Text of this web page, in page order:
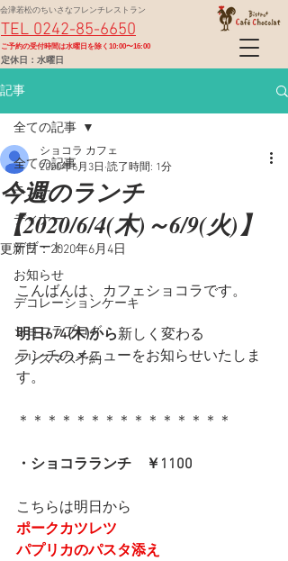
定休日：水曜日
TEL 0242-85-6650
会津若松のちいさなフレンチレストラン
​ご予約の受付時間は水曜日を除く10:00〜16:00
記事
全ての記事
ランチ
ディナー
デザート
お知らせ
デコレーションケーキ
ショコラブログ
クリスマス予約
全ての記事
今週のランチ
【2020/6/4(木)～6/9(火)】
ショコラ カフェ
2020年6月3日 読了時間: 1分
更新日：2020年6月4日
こんばんは、カフェショコラです。
明日6/4(木)から新しく変わる
ランチのメニューをお知らせいたしま
す。
＊＊＊＊＊＊＊＊＊＊＊＊＊＊＊
・ショコラランチ　￥1100
こちらは明日から
ポークカツレツ
パプリカのパスタ添え